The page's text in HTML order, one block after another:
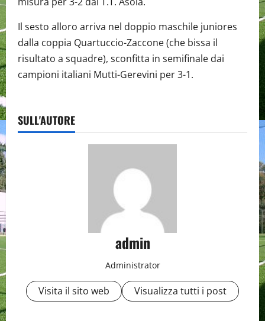
Il sesto alloro arriva nel doppio maschile juniores
dalla coppia Quartuccio-Zaccone (che bissa il
risultato a squadre), sconfitta in semifinale dai
campioni italiani Mutti-Gerevini per 3-1.
SULL'AUTORE
admin
Administrator
Visita il sito web Visualizza tutti i post